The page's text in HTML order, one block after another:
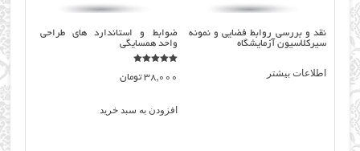
نقد و بررسی روابط فضایی و نمونه
سیرکلاسیون آزمايشگاه
اطلاعات بیشتر
ضوابط و استاندارد های طراحی
واحد همسایگی
5.00
38,000 تومان
افزودن به سبد خرید